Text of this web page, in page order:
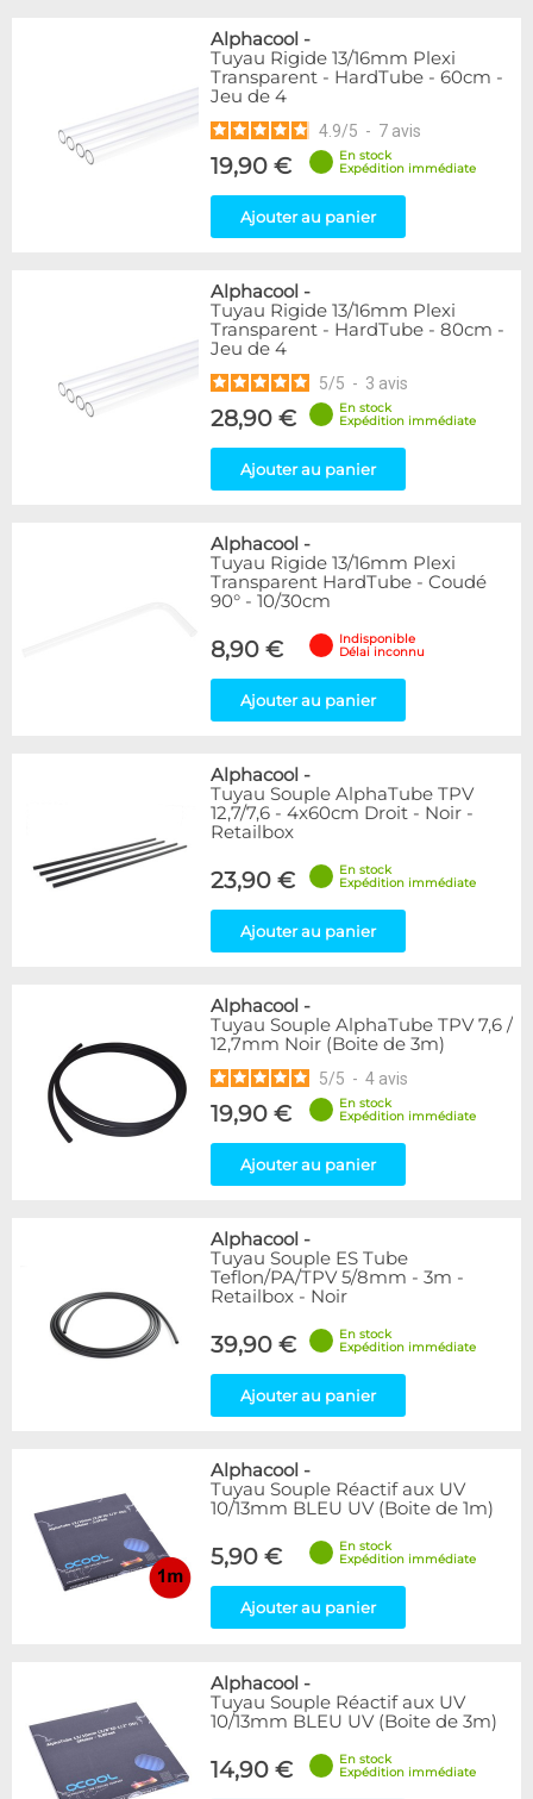
Alphacool -
Tuyau Rigide 13/16mm Plexi
Transparent - HardTube - 60cm -
Jeu de 4
4.9/5 - 7 avis
19,90 €
En stock
Expédition immédiate
Ajouter au panier
Alphacool -
Tuyau Rigide 13/16mm Plexi
Transparent - HardTube - 80cm -
Jeu de 4
5/5 - 3 avis
28,90 €
En stock
Expédition immédiate
Ajouter au panier
Alphacool -
Tuyau Rigide 13/16mm Plexi
Transparent HardTube - Coudé
90° - 10/30cm
8,90 €
Indisponible
Délai inconnu
Ajouter au panier
Alphacool -
Tuyau Souple AlphaTube TPV
12,7/7,6 - 4x60cm Droit - Noir -
Retailbox
23,90 €
En stock
Expédition immédiate
Ajouter au panier
Alphacool -
Tuyau Souple AlphaTube TPV 7,6 /
12,7mm Noir (Boite de 3m)
5/5 - 4 avis
19,90 €
En stock
Expédition immédiate
Ajouter au panier
Alphacool -
Tuyau Souple ES Tube
Teflon/PA/TPV 5/8mm - 3m -
Retailbox - Noir
39,90 €
En stock
Expédition immédiate
Ajouter au panier
Alphacool -
Tuyau Souple Réactif aux UV
10/13mm BLEU UV (Boite de 1m)
5,90 €
En stock
Expédition immédiate
Ajouter au panier
Alphacool -
Tuyau Souple Réactif aux UV
10/13mm BLEU UV (Boite de 3m)
14,90 €
En stock
Expédition immédiate